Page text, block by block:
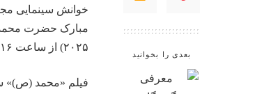
بعدی را بخوانید
خوانش سینمایی
۲۰۲۵) از ساعت ۱۶ الی تا ۱۸ به زمان اروپای مرکزی (CEST) در وین برگزار می‌شود.
فیلم «محمد (ص)»